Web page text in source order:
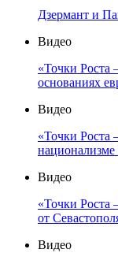
Дзермант и
Видео
«Точки Роста
основаниях
Видео
«Точки Роста
национализме
Видео
«Точки Роста
от
Видео